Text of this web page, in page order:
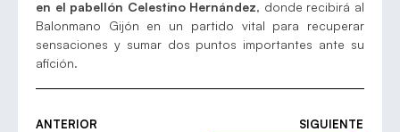
en el pabellón Celestino Hernández, donde recibirá al
Balonmano Gijón en un partido vital para recuperar
sensaciones y sumar dos puntos importantes ante su
afición.
ANTERIOR SIGUIENTE